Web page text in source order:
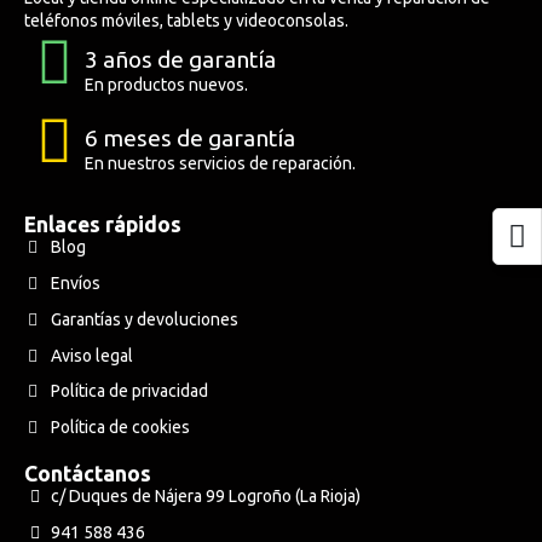
Altavoces Gaming
Gaming Auriculares y micrófonos
Sillones gaming
Componentes y periféricos
Accesorios PC
Software/licencias
Televisores
Android tv
Accesorios TV
Patinetes eléctricos
Domótica
Hogar
teléfonos móviles, tablets y videoconsolas.
3 años de garantía
En productos nuevos.
6 meses de garantía
En nuestros servicios de reparación.
Enlaces rápidos
Blog
Envíos
Garantías y devoluciones
Aviso legal
Política de privacidad
Política de cookies
Contáctanos
c/ Duques de Nájera 99 Logroño (La Rioja)
941 588 436